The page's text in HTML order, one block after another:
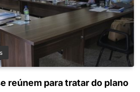
reúnem para tratar do plano